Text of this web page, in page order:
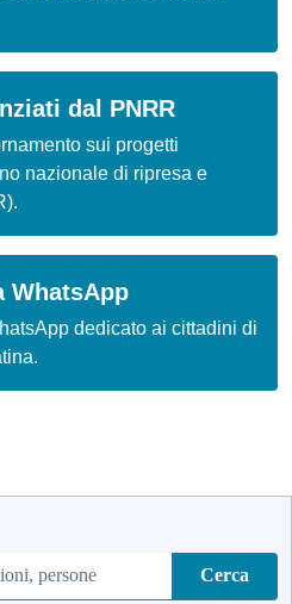
dal PNRR
sui progetti
nazionale di ripresa e
WhatsApp
dedicato ai cittadini di
Cerca